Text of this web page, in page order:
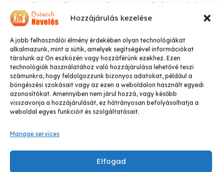
Hozzájárulás kezelése
A jobb felhasználói élmény érdekében olyan technológiákat
alkalmazunk, mint a sütik, amelyek segítségével információkat
tárolunk az Ön eszközén vagy hozzáférünk ezekhez. Ezen
technológiák használatához való hozzájárulása lehetővé teszi
számunkra, hogy feldolgozzunk bizonyos adatokat, például a
böngészési szokásait vagy az ezen a weboldalon használt egyedi
azonosítókat. Amennyiben nem járul hozzá, vagy később
visszavonja a hozzájárulását, ez hátrányosan befolyásolhatja a
weboldal egyes funkcióit és szolgáltatásait.
Manage services
Elfogad
eu tellus condimentum ullamcorper. Quisque dolor
risus, blandit et sem eu, faucibus efficitur augue.
Quisque at ornare ipsum. Curabitur viverra, nibh
vitae bibendum semper, tortor ipsum euismod
mauris, a facilisis ex enim non nibh.
Contact Me